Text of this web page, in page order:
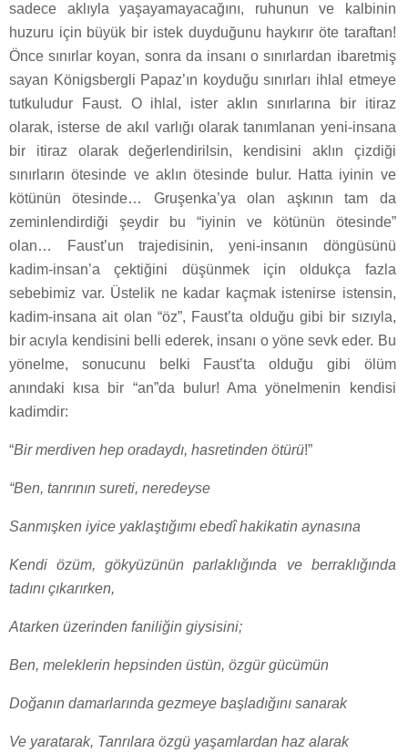
sadece aklıyla yaşayamayacağını, ruhunun ve kalbinin
huzuru için büyük bir istek duyduğunu haykırır öte taraftan!
Önce sınırlar koyan, sonra da insanı o sınırlardan ibaretmiş
sayan Königsbergli Papaz’ın koyduğu sınırları ihlal etmeye
tutkuludur Faust. O ihlal, ister aklın sınırlarına bir itiraz
olarak, isterse de akıl varlığı olarak tanımlanan yeni-insana
bir itiraz olarak değerlendirilsin, kendisini aklın çizdiği
sınırların ötesinde ve aklın ötesinde bulur. Hatta iyinin ve
kötünün ötesinde… Gruşenka’ya olan aşkının tam da
zeminlendirdiği şeydir bu “iyinin ve kötünün ötesinde”
olan… Faust’un trajedisinin, yeni-insanın döngüsünü
kadim-insan’a çektiğini düşünmek için oldukça fazla
sebebimiz var. Üstelik ne kadar kaçmak istenirse istensin,
kadim-insana ait olan “öz”, Faust’ta olduğu gibi bir sızıyla,
bir acıyla kendisini belli ederek, insanı o yöne sevk eder. Bu
yönelme, sonucunu belki Faust’ta olduğu gibi ölüm
anındaki kısa bir “an”da bulur! Ama yönelmenin kendisi
kadimdir:
“Bir merdiven hep oradaydı, hasretinden ötürü!”
“Ben, tanrının sureti, neredeyse
Sanmışken iyice yaklaştığımı ebedî hakikatin aynasına
Kendi özüm, gökyüzünün parlaklığında ve berraklığında
tadını çıkarırken,
Atarken üzerinden faniliğin giysisini;
Ben, meleklerin hepsinden üstün, özgür gücümün
Doğanın damarlarında gezmeye başladığını sanarak
Ve yaratarak, Tanrılara özgü yaşamlardan haz alarak